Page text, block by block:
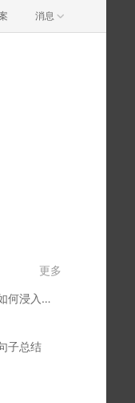
消息
更多
没有语言环境就只能学哑巴法语？如何浸入式学语言！
子总结